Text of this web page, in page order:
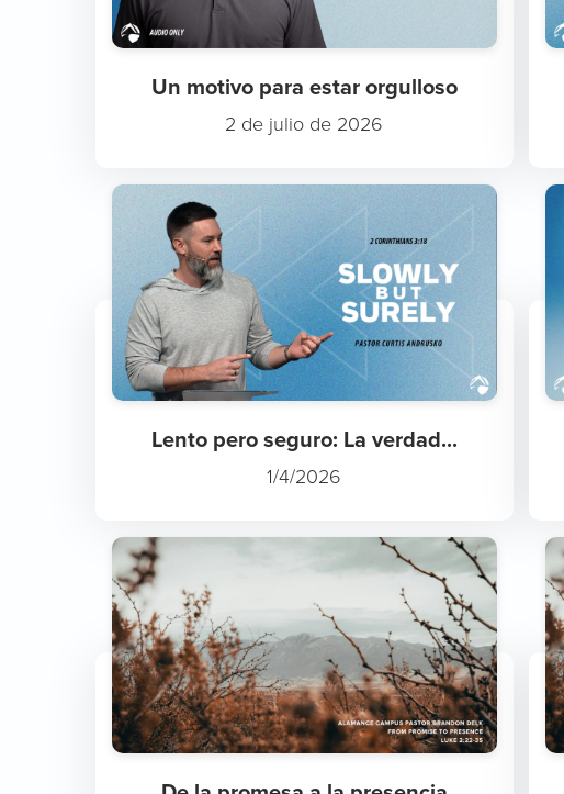
Un motivo para estar orgulloso
2 de julio de 2026
Lento pero seguro: La verdad...
1/4/2026